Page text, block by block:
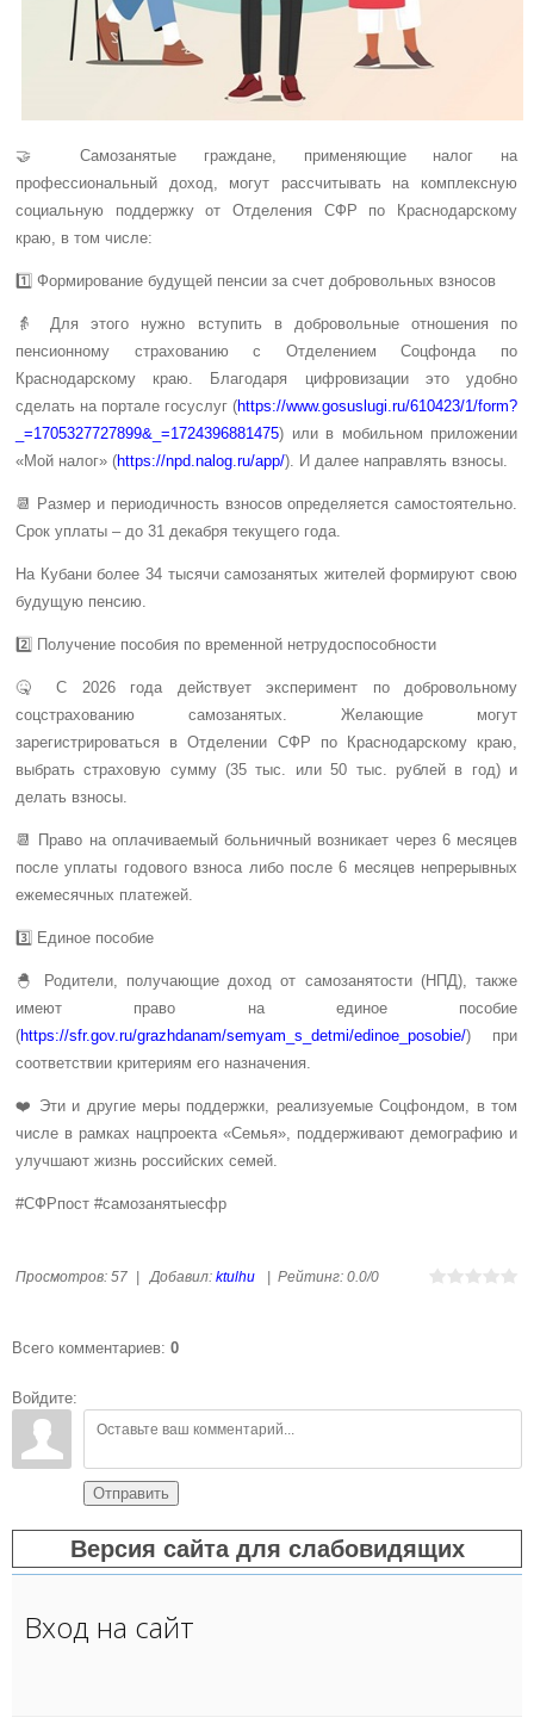
🤝 Самозанятые граждане, применяющие налог на
профессиональный доход, могут рассчитывать на комплексную
социальную поддержку от Отделения СФР по Краснодарскому
краю, в том числе:
1️⃣ Формирование будущей пенсии за счет добровольных взносов
👵 Для этого нужно вступить в добровольные отношения по
пенсионному страхованию с Отделением Соцфонда по
Краснодарскому краю. Благодаря цифровизации это удобно
сделать на портале госуслуг (https://www.gosuslugi.ru/610423/1/form?
_=1705327727899&_=1724396881475) или в мобильном приложении
«Мой налог» (https://npd.nalog.ru/app/). И далее направлять взносы.
📆 Размер и периодичность взносов определяется самостоятельно.
Срок уплаты – до 31 декабря текущего года.
На Кубани более 34 тысячи самозанятых жителей формируют свою
будущую пенсию.
2️⃣ Получение пособия по временной нетрудоспособности
🤒 С 2026 года действует эксперимент по добровольному
соцстрахованию самозанятых. Желающие могут
зарегистрироваться в Отделении СФР по Краснодарскому краю,
выбрать страховую сумму (35 тыс. или 50 тыс. рублей в год) и
делать взносы.
📆 Право на оплачиваемый больничный возникает через 6 месяцев
после уплаты годового взноса либо после 6 месяцев непрерывных
ежемесячных платежей.
3️⃣ Единое пособие
🐣 Родители, получающие доход от самозанятости (НПД), также
имеют право на единое пособие
(https://sfr.gov.ru/grazhdanam/semyam_s_detmi/edinoe_posobie/) при
соответствии критериям его назначения.
❤️ Эти и другие меры поддержки, реализуемые Соцфондом, в том
числе в рамках нацпроекта «Семья», поддерживают демографию и
улучшают жизнь российских семей.
#СФРпост #самозанятыесфр
Просмотров: 57 Добавил: ktulhu Рейтинг: 0.0/0
Всего комментариев: 0
Войдите:
Отправить
Версия сайта для слабовидящих
Вход на сайт